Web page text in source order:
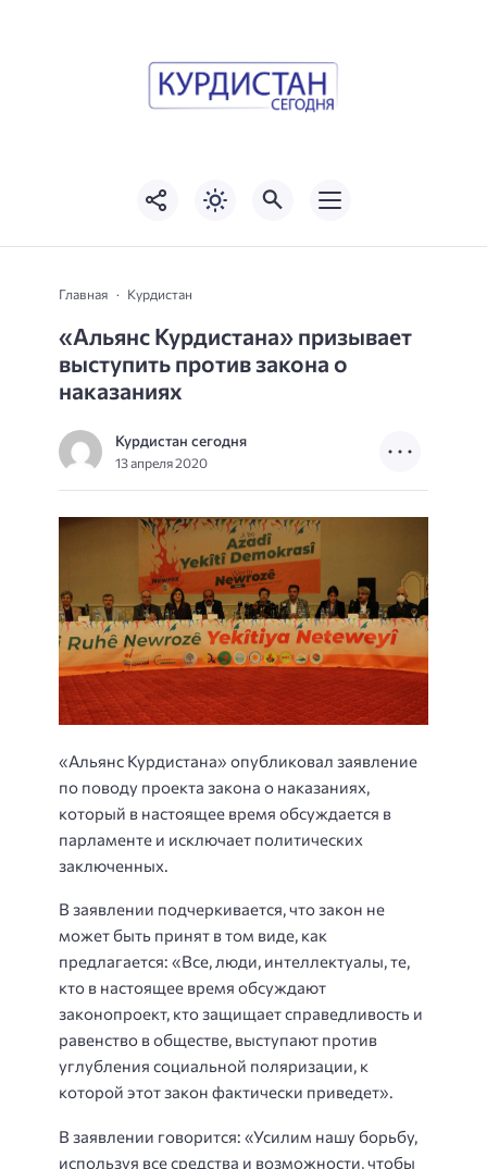
Главная Курдистан
«Альянс Курдистана» призывает
выступить против закона о
наказаниях
Курдистан сегодня
13 апреля 2020
«Альянс Курдистана» опубликовал заявление
по поводу проекта закона о наказаниях,
который в настоящее время обсуждается в
парламенте и исключает политических
заключенных.
В заявлении подчеркивается, что закон не
может быть принят в том виде, как
предлагается: «Все, люди, интеллектуалы, те,
кто в настоящее время обсуждают
законопроект, кто защищает справедливость и
равенство в обществе, выступают против
углубления социальной поляризации, к
которой этот закон фактически приведет».
В заявлении говорится: «Усилим нашу борьбу,
используя все средства и возможности, чтобы